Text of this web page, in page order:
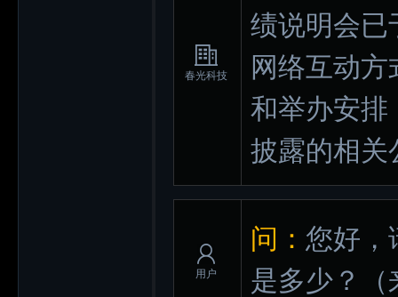
春光科技
绩说明会已
网络互动
和举办安排
披露的相关
用户
问： 您好，
是多少？